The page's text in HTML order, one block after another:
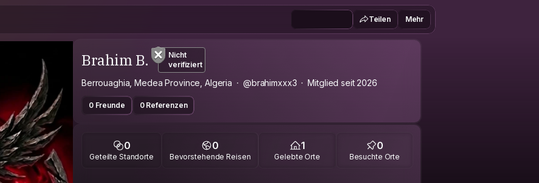
Teilen Mehr
Brahim B.
Nicht
verifiziert
Berrouaghia, Medea Province, Algeria @brahimxxx3 Mitglied seit 2026
0 Freunde 0 Referenzen
0
Geteilte Standorte
0
Bevorstehende Reisen
1
Gelebte Orte
0
Besuchte Orte